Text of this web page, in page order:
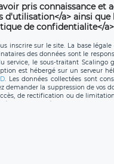
pris connaissance et
a> ainsi que
de confidentialite</a>
inscrire sur le site. La base
des données sont le
service, le sous-traitant Scalingo
est hébergé sur un serveur
. Les données collectées sont
demander la suppression de vos
de rectification ou de
de vos données. Vous pouvez
siège social de LÉGAVOX et
Vous avez